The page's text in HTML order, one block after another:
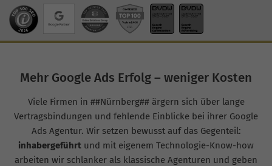
Mehr Google Ads Erfolg – weniger Kosten
Viele Firmen in ##Nürnberg## ärgern sich über lange
Vertragsbindungen und fehlende Einblicke bei ihrer Google
Ads Agentur. Wir setzen bewusst auf das Gegenteil:
inhabergeführt und mit eigenem Technologie-Know-how
arbeiten wir schlanker als klassische Agenturen und geben